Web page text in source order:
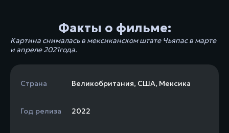
Факты о фильме:
Картина снималась в мексиканском штате Чьяпас в марте
и апреле 2021года.
Страна Великобритания, США, Мексика
Год релиза 2022